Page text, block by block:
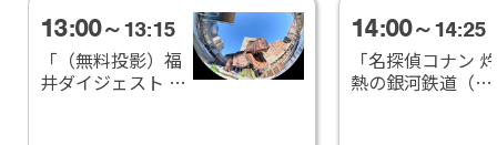
13:00～13:15
「（無料投影）福
井ダイジェスト ７
14:00～14:25
「名探偵コナン 灼
熱の銀河鉄道（ギ